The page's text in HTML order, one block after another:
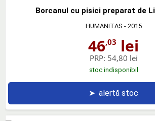
Borcanul cu pisici preparat de
HUMANITAS - 2015
46,03 lei
PRP: 54,80 lei
stoc indisponibil
➤ alertă stoc